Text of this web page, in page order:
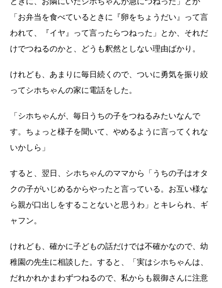
「お弁当を食べているときに『卵をちょうだい』って言
われて、『イヤ』って言ったらつねった」とか、それだ
けでつねるのかと、どうも釈然としない理由ばかり。
けれども、あまりに毎日続くので、ついに勇気を振り絞
ってシホちゃんの家に電話をした。
「シホちゃんが、毎日うちの子をつねるみたいなんで
す。ちょっと様子を聞いて、やめるように言ってくれな
いかしら」
すると、翌日、シホちゃんのママから「うちの子はオタ
クの子がいじめるからやったと言っている。お互い様な
ら親が口出しをすることないと思うわ」とキレられ、ギ
ャフン。
けれども、確かに子どもの話だけでは不確かなので、幼
稚園の先生に相談した。すると、「実はシホちゃんは、
だれかれかまわずつねるので、私からも親御さんに注意